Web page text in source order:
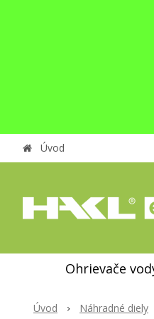
Úvod
Ohrievače
Úvod Náhradné diely